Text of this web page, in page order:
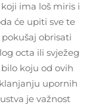
ima loš miris i
će upiti sve te
obrisati
octa ili svježeg
koju od ovih
upornih
je važnost